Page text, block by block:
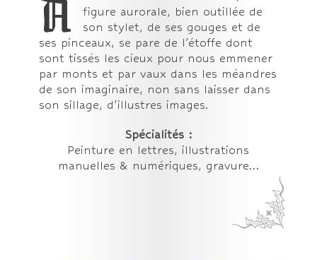
figure aurorale, bien outillée de
son stylet, de ses gouges et de
ses pinceaux, se pare de l’étoffe dont
sont tissés les cieux pour nous emmener
par monts et par vaux dans les méandres
de son imaginaire, non sans laisser dans
son sillage, d’illustres images.
Spécialités :
Peinture en lettres, illustrations
manuelles & numériques, gravure…